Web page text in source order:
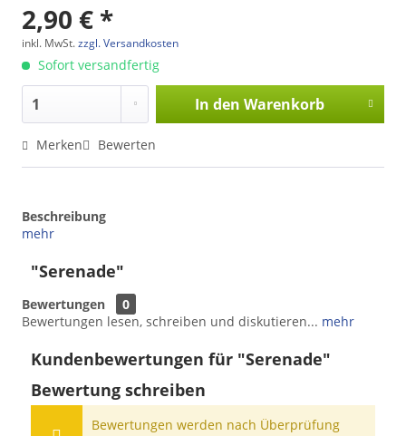
2,90 € *
inkl. MwSt.zzgl. Versandkosten
Sofort versandfertig
In den Warenkorb
Merken Bewerten
Beschreibung
mehr
"Serenade"
Bewertungen
0
Bewertungen lesen, schreiben und diskutieren... mehr
Kundenbewertungen für "Serenade"
Bewertung schreiben
Bewertungen werden nach Überprüfung